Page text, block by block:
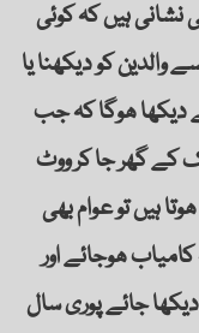
ہیں کہ کوئی
والدین کو دیکھنا یا
دیکھا ھوگا کہ جب
کے گھر جا کر ووٹ
ہیں تو عوام بھی
ھوجائے اور
جائے پوری سال